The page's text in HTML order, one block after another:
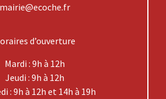
mairie@ecoche.fr
d’ouverture
Mardi : 9h à 12h
Jeudi : 9h à 12h
: 9h à 12h et 14h à 19h